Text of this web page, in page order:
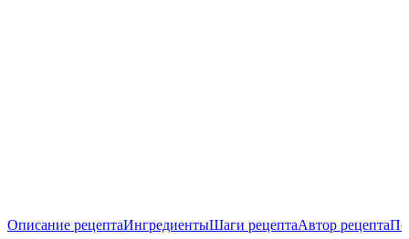
Описание рецептаИнгредиентыШаги рецептаАвтор рецепта